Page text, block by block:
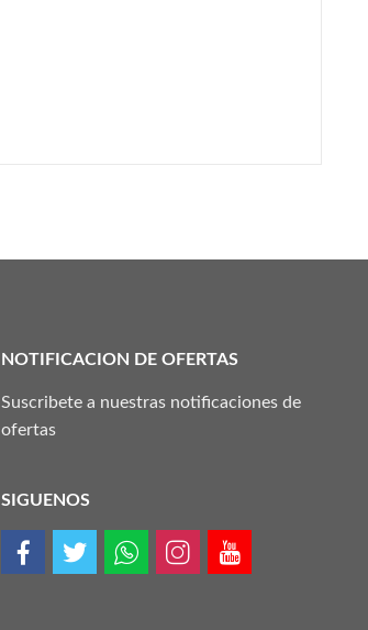
NOTIFICACION DE OFERTAS
Suscribete a nuestras notificaciones de
ofertas
SIGUENOS